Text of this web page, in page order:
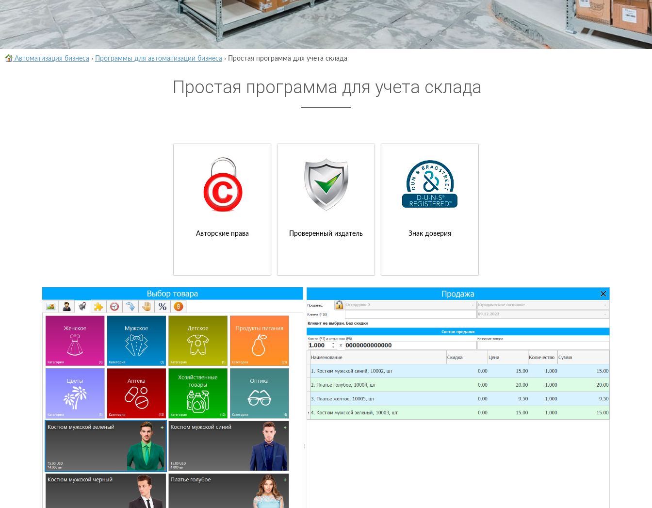
Автоматизация бизнеса › Программы для автоматизации бизнеса › Простая программа для учета склада
Простая программа для учета склада
Авторские права Проверенный издатель Знак доверия